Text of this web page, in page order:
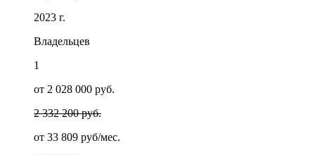
2023 г.
Владельцев
1
от 2 028 000 руб.
2 332 200 руб.
от 33 809 руб/мес.